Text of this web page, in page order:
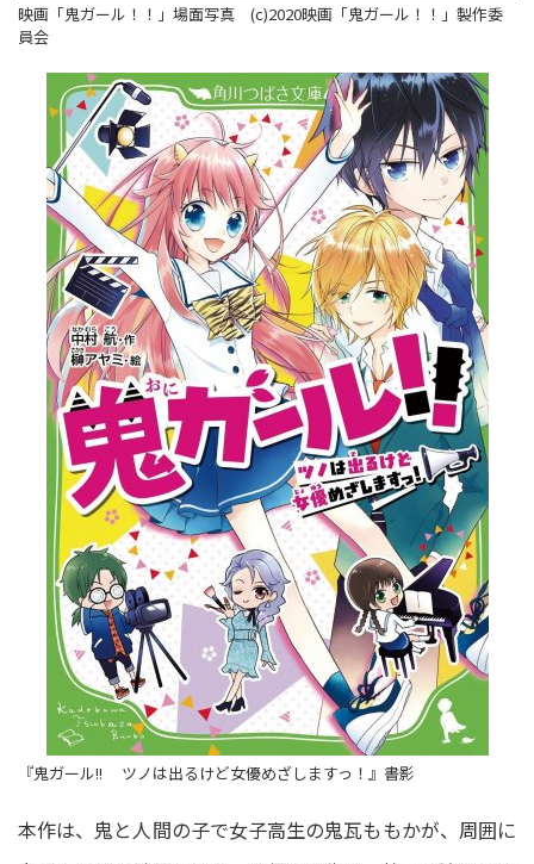
映画「鬼ガール！！」場面写真 (c)2020映画「鬼ガール！！」製作委
員会
『鬼ガール!! ツノは出るけど女優めざしますっ！』書影
本作は、鬼と人間の子で女子高生の鬼瓦ももかが、周囲に